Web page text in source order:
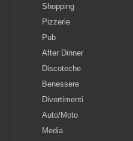
Shopping
Pizzerie
Pub
After Dinner
Discoteche
Benessere
Divertimenti
Auto/Moto
Media